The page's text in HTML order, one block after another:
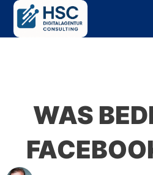
Zum
springen
WAS